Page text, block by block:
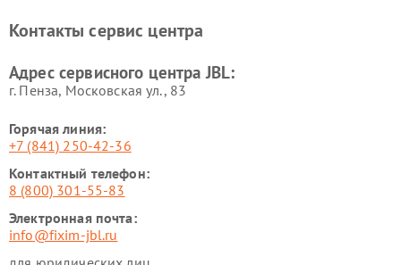
Контакты сервис центра
Адрес сервисного центра JBL:
г. Пенза, Московская ул., 83
Горячая линия:
+7 (841) 250-42-36
Контактный телефон:
8 (800) 301-55-83
Электронная почта:
info@fixim-jbl.ru